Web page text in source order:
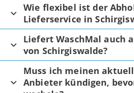
Wie flexibel ist der
Lieferservice in
Liefert WaschMal auch
von Schirgiswalde?
Muss ich meinen
Anbieter kündigen,